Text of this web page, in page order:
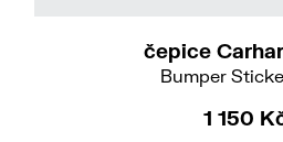
čepice
Bumper
1 150